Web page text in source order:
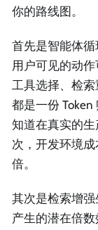
你的路线图。
首先是智能体
用户可见的动
工具选择、检
都是一份
知道在真实的
次，开发环境
倍。
其次是检索增强
产生的潜在倍数